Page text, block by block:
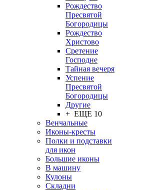
Рождество
Пресвятой
Богородицы
Рождество
Христово
Сретение
Господне
Тайная вечеря
Успение
Пресвятой
Богородицы
Другие
+ ЕЩЕ 10
Венчальные
Иконы-кресты
Полки и подставки
для икон
Большие иконы
В машину
Кулоны
Складни